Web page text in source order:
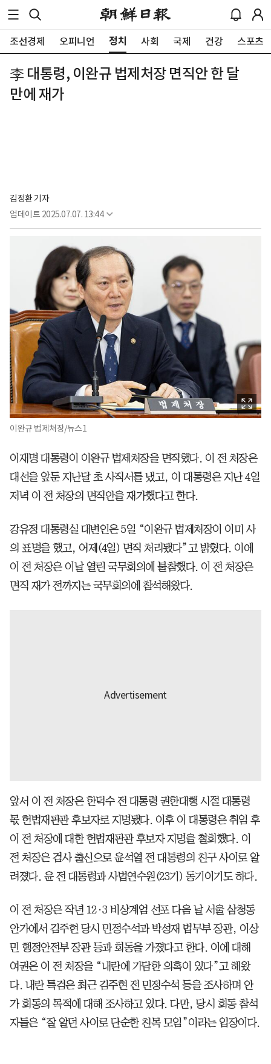
조선경제 오피니언 정치 사회 국제 건강 스포츠
李 대통령, 이완규 법제처장 면직안 한 달
만에 재가
김정환 기자
업데이트 2025.07.07. 13:44
이완규 법제처장/뉴스1
이재명 대통령이 이완규 법제처장을 면직했다. 이 전 처장은
대선을 앞둔 지난달 초 사직서를 냈고, 이 대통령은 지난 4일
저녁 이 전 처장의 면직안을 재가했다고 한다.
강유정 대통령실 대변인은 5일 “이완규 법제처장이 이미 사
의 표명을 했고, 어제(4일) 면직 처리됐다”고 밝혔다. 이에
이 전 처장은 이날 열린 국무회의에 불참했다. 이 전 처장은
면직 재가 전까지는 국무회의에 참석해왔다.
앞서 이 전 처장은 한덕수 전 대통령 권한대행 시절 대통령
몫 헌법재판관 후보자로 지명됐다. 이후 이 대통령은 취임 후
이 전 처장에 대한 헌법재판관 후보자 지명을 철회했다. 이
전 처장은 검사 출신으로 윤석열 전 대통령의 친구 사이로 알
려졌다. 윤 전 대통령과 사법연수원(23기) 동기이기도 하다.
이 전 처장은 작년 12·3 비상계엄 선포 다음 날 서울 삼청동
안가에서 김주현 당시 민정수석과 박성재 법무부 장관, 이상
민 행정안전부 장관 등과 회동을 가졌다고 한다. 이에 대해
여권은 이 전 처장을 “내란에 가담한 의혹이 있다”고 해왔
다. 내란 특검은 최근 김주현 전 민정수석 등을 조사하며 안
가 회동의 목적에 대해 조사하고 있다. 다만, 당시 회동 참석
자들은 “잘 알던 사이로 단순한 친목 모임”이라는 입장이다.